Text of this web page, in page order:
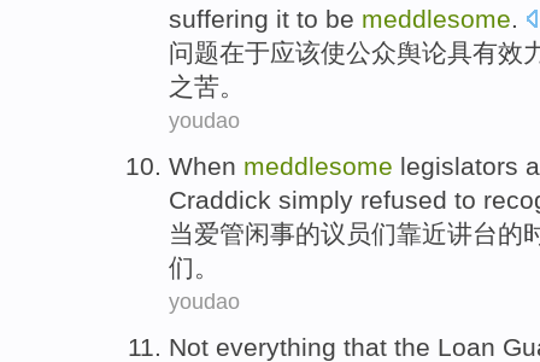
suffering it to be meddlesome.
问题在于应该使公众舆论具有效
之苦。
youdao
When meddlesome legislators
Craddick simply refused to
当爱管闲事的议员们靠近讲台的
们。
youdao
Not everything that the Loan